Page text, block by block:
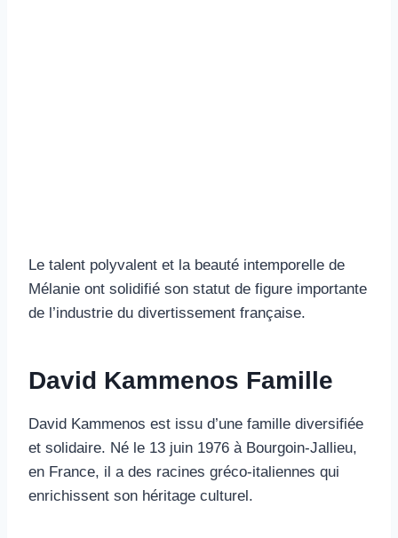
Le talent polyvalent et la beauté intemporelle de
Mélanie ont solidifié son statut de figure importante
de l’industrie du divertissement française.
David Kammenos Famille
David Kammenos est issu d’une famille diversifiée
et solidaire. Né le 13 juin 1976 à Bourgoin-Jallieu,
en France, il a des racines gréco-italiennes qui
enrichissent son héritage culturel.